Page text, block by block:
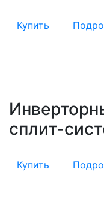
Купить
сплит-
Купить